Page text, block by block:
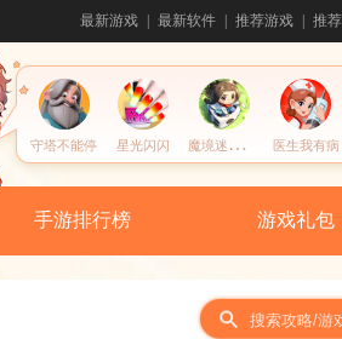
最新游戏 最新软件 推荐游戏 推
守塔不能停 星光闪闪 魔
境迷宫大冒险 医生我有病
手游排行榜 游戏礼包